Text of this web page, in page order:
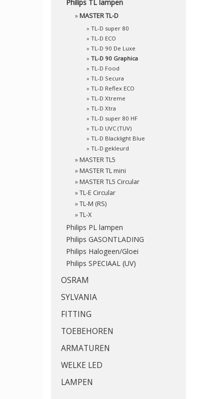
Philips TL lampen
»MASTER TL-D
» TL-D super 80
» TL-D ECO
» TL-D 90 De Luxe
» TL-D 90 Graphica
» TL-D Food
» TL-D Secura
» TL-D Reflex ECO
» TL-D Xtreme
» TL-D Xtra
» TL-D super 80 HF
» TL-D UVC (TUV)
» TL-D Blacklight Blue
» TL-D gekleurd
»MASTER TL5
»MASTER TL mini
»MASTER TL5 Circular
»TL-E Circular
»TL-M (RS)
»TL-X
Philips PL lampen
Philips GASONTLADING
Philips Halogeen/Gloei
Philips SPECIAAL (UV)
OSRAM
SYLVANIA
FITTING
TOEBEHOREN
ARMATUREN
WELKE LED
LAMPEN